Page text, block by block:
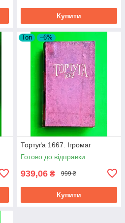
Купити
Топ –6%
Тортуґа 1667. Ігромаг
Готово до відправки
939,06 ₴ 999 ₴
Купити